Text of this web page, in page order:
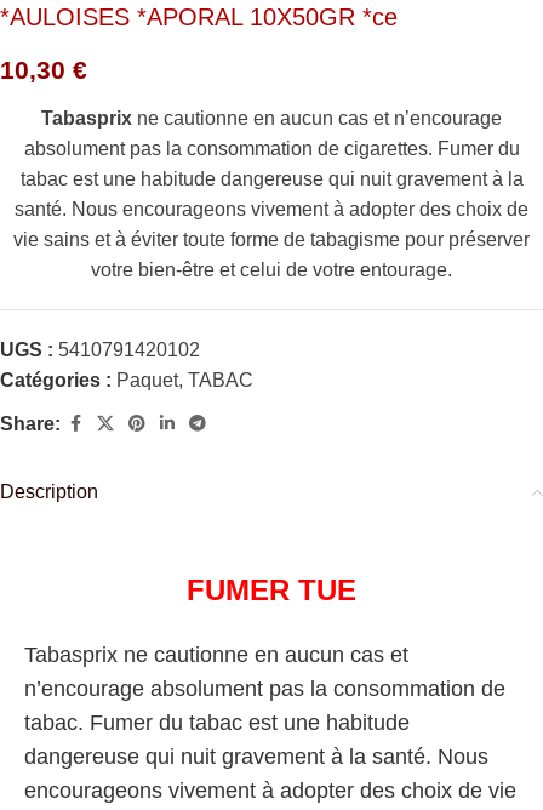
*AULOISES *APORAL 10X50GR *ce
10,30 €
Tabasprix ne cautionne en aucun cas et n’encourage
absolument pas la consommation de cigarettes. Fumer du
tabac est une habitude dangereuse qui nuit gravement à la
santé. Nous encourageons vivement à adopter des choix de
vie sains et à éviter toute forme de tabagisme pour préserver
votre bien-être et celui de votre entourage.
UGS : 5410791420102
Catégories : Paquet, TABAC
Share:
Description
FUMER TUE
Tabasprix ne cautionne en aucun cas et
n’encourage absolument pas la consommation de
tabac. Fumer du tabac est une habitude
dangereuse qui nuit gravement à la santé. Nous
encourageons vivement à adopter des choix de vie